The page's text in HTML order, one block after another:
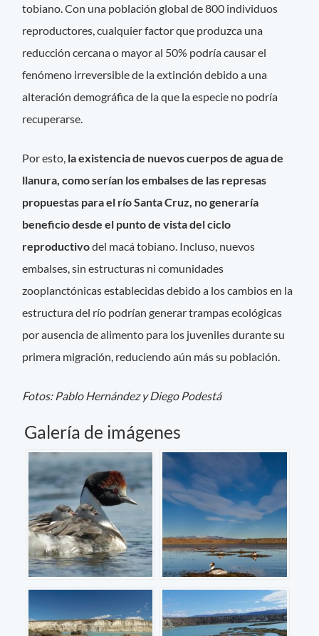
tobiano. Con una población global de 800 individuos
reproductores, cualquier factor que produzca una
reducción cercana o mayor al 50% podría causar el
fenómeno irreversible de la extinción debido a una
alteración demográfica de la que la especie no podría
recuperarse.
Por esto, la existencia de nuevos cuerpos de agua de
llanura, como serían los embalses de las represas
propuestas para el río Santa Cruz, no generaría
beneficio desde el punto de vista del ciclo
reproductivodel macá tobiano. Incluso, nuevos
embalses, sin estructuras ni comunidades
zooplanctónicas establecidas debido a los cambios en la
estructura del río podrían generar trampas ecológicas
por ausencia de alimento para los juveniles durante su
primera migración, reduciendo aún más su población.
Fotos: Pablo Hernández y Diego Podestá
Galería de imágenes